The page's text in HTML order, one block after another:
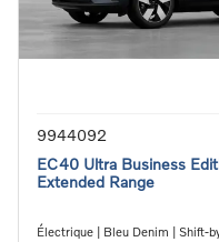
9944092
EC40 Ultra Business
Extended Range
Électrique | Bleu Denim | Shift-